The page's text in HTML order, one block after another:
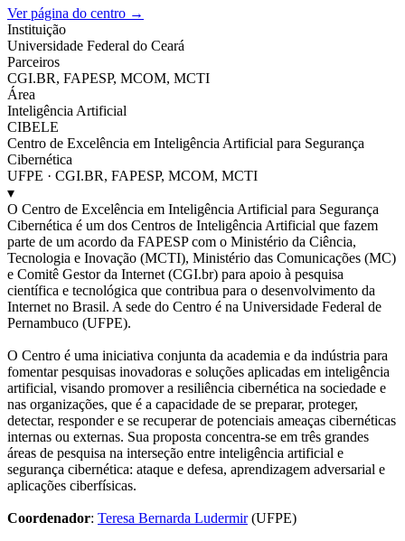
Ver página do centro →
Instituição
Universidade Federal do Ceará
Parceiros
CGI.BR, FAPESP, MCOM, MCTI
Área
Inteligência Artificial
CIBELE
Centro de Excelência em Inteligência Artificial para Segurança
Cibernética
UFPE · CGI.BR, FAPESP, MCOM, MCTI
▾
O Centro de Excelência em Inteligência Artificial para Segurança
Cibernética é um dos Centros de Inteligência Artificial que fazem
parte de um acordo da FAPESP com o Ministério da Ciência,
Tecnologia e Inovação (MCTI), Ministério das Comunicações (MC)
e Comitê Gestor da Internet (CGI.br) para apoio à pesquisa
científica e tecnológica que contribua para o desenvolvimento da
Internet no Brasil. A sede do Centro é na Universidade Federal de
Pernambuco (UFPE).
O Centro é uma iniciativa conjunta da academia e da indústria para
fomentar pesquisas inovadoras e soluções aplicadas em inteligência
artificial, visando promover a resiliência cibernética na sociedade e
nas organizações, que é a capacidade de se preparar, proteger,
detectar, responder e se recuperar de potenciais ameaças cibernéticas
internas ou externas. Sua proposta concentra-se em três grandes
áreas de pesquisa na interseção entre inteligência artificial e
segurança cibernética: ataque e defesa, aprendizagem adversarial e
aplicações ciberfísicas.
Coordenador: Teresa Bernarda Ludermir(UFPE)